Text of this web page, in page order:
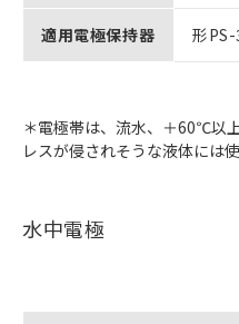
適用電極保持器 形
＊電極帯は、流水、＋60℃以
レスが侵されそうな液体には
水中電極